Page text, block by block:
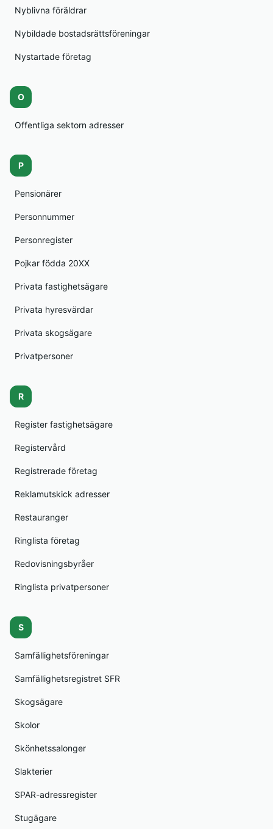
Nyblivna föräldrar
Nybildade bostadsrättsföreningar
Nystartade företag
O
Offentliga sektorn adresser
P
Pensionärer
Personnummer
Personregister
Pojkar födda 20XX
Privata fastighetsägare
Privata hyresvärdar
Privata skogsägare
Privatpersoner
R
Register fastighetsägare
Registervård
Registrerade företag
Reklamutskick adresser
Restauranger
Ringlista företag
Redovisningsbyråer
Ringlista privatpersoner
S
Samfällighetsföreningar
Samfällighetsregistret SFR
Skogsägare
Skolor
Skönhetssalonger
Slakterier
SPAR-adressregister
Stugägare